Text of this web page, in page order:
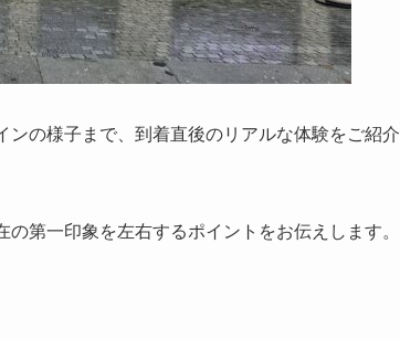
の様子まで、到着直後のリアルな体験をご紹介
第一印象を左右するポイントをお伝えします。